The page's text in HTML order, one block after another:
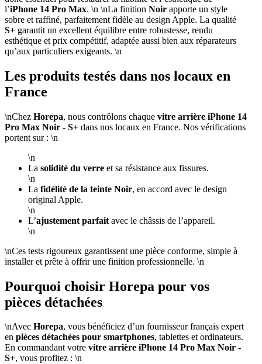
l’iPhone 14 Pro Max. \n \nLa finition Noir apporte un style
sobre et raffiné, parfaitement fidèle au design Apple. La qualité
S+ garantit un excellent équilibre entre robustesse, rendu
esthétique et prix compétitif, adaptée aussi bien aux réparateurs
qu’aux particuliers exigeants. \n
Les produits testés dans nos locaux en
France
\nChez Horepa, nous contrôlons chaque vitre arrière iPhone 14
Pro Max Noir - S+ dans nos locaux en France. Nos vérifications
portent sur : \n
\n
La solidité du verre et sa résistance aux fissures.
\n
La fidélité de la teinte Noir, en accord avec le design
original Apple.
\n
L’ajustement parfait avec le châssis de l’appareil.
\n
\nCes tests rigoureux garantissent une pièce conforme, simple à
installer et prête à offrir une finition professionnelle. \n
Pourquoi choisir Horepa pour vos
pièces détachées
\nAvec Horepa, vous bénéficiez d’un fournisseur français expert
en pièces détachées pour smartphones, tablettes et ordinateurs.
En commandant votre vitre arrière iPhone 14 Pro Max Noir -
S+, vous profitez : \n